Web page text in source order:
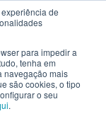
de
para impedir a
tenha em
navegação mais
são cookies, o tipo
o seu
.
EN
ANTES DE PEDIR